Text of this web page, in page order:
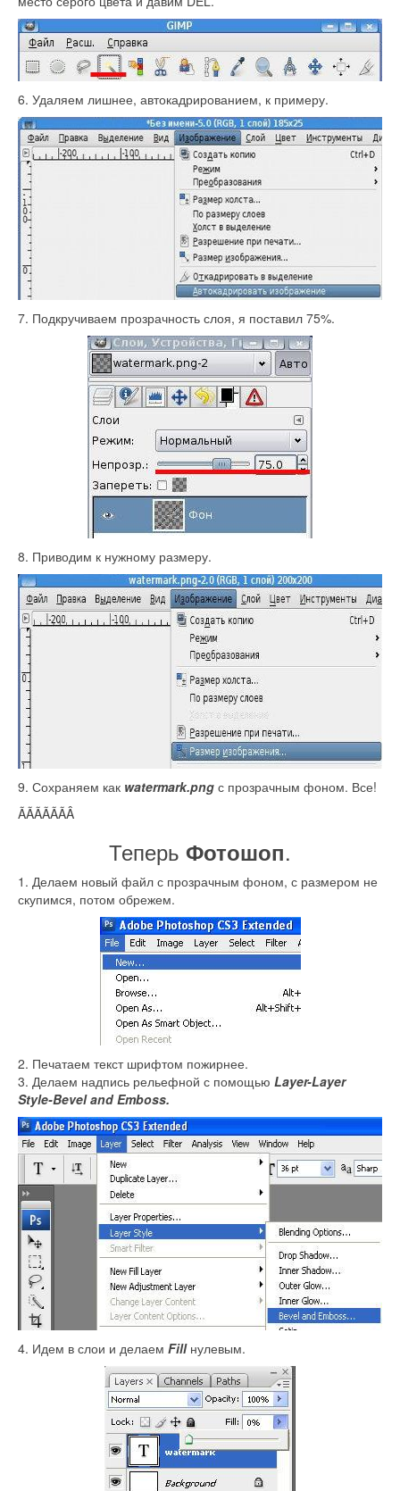
6. Удаляем лишнее, автокадрированием, к примеру.
7. Подкручиваем прозрачность слоя, я поставил 75%.
8. Приводим к нужному размеру.
9. Сохраняем как watermark.png с прозрачным фоном. Все!
ÃÃÃÃÃÃÂ
Теперь Фотошоп.
1. Делаем новый файл с прозрачным фоном, с размером не
скупимся, потом обрежем.
2. Печатаем текст шрифтом пожирнее.
3. Делаем надпись рельефной с помощью Layer-Layer
Style-Bevel and Emboss.
4. Идем в слои и делаем Fillнулевым.